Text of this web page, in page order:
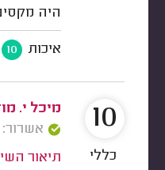
היה
איכות 10
מיכל י.
אשרור: 02/08/2026
תיאור
10
כללי